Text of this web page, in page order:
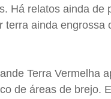
Há relatos ainda de
terra ainda engrossa
Terra Vermelha
de áreas de brejo.